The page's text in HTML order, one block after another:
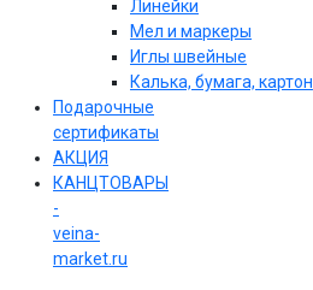
Линейки
Мел и маркеры
Иглы швейные
Калька, бумага, картон
Подарочные
сертификаты
АКЦИЯ
КАНЦТОВАРЫ
-
veina-
market.ru